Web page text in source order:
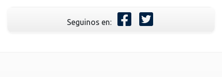
Seguinos en: